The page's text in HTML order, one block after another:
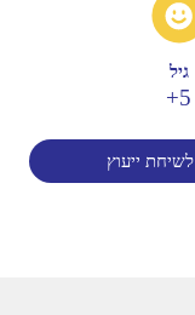
גיל
5+
לשיחת ייעוץ